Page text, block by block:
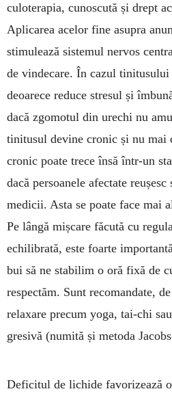
culoterapia, cunoscută și drept
Apli­carea acelor fine asupra
stimu­lează sis­te­mul nervos
de vinde­care. În ca­zul
deoarece reduce stresul și
dacă zgomotul din u­rechi nu
ti­nitusul devine cronic și nu mai
cronic poa­te trece însă într-un
dacă per­soanele afectate
medicii. Asta se poate face mai
Pe lângă mișcare făcută cu
echilibrată, este foar­te
bui să ne stabilim o oră fixă de
respectăm. Sunt recomandate,
relaxare precum yo­ga, tai-chi
gresivă (nu­mită și metoda
Deficitul de lichide favorizează